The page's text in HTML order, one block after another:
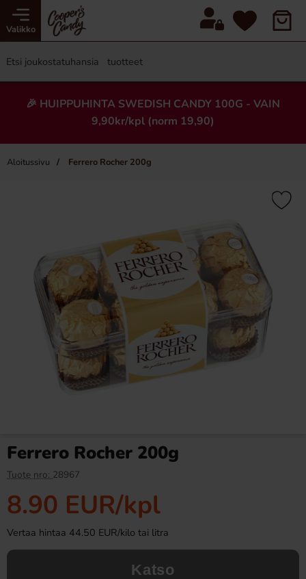
Valikko
🎉 HUIPPUHINTA SWEDISH CANDY 100G - VAIN
9,90kr/kpl (norm 19,90)
Aloitussivu Ferrero Rocher 200g
×
Osta
-15%
Ferrero Rocher 200g
Tuote nro: 28967
8.90 EUR/kpl
Vertaa hintaa 44.50 EUR/kilo tai litra
Katso